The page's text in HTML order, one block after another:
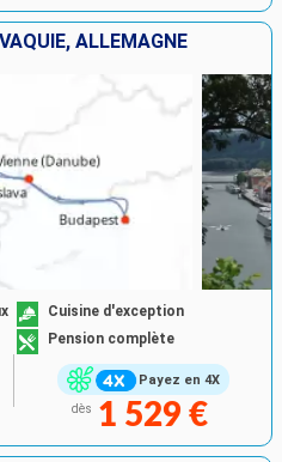
ALLEMAGNE
Payez en 4X
Cuisine d'exception
Pension complète
dès 1 529 €